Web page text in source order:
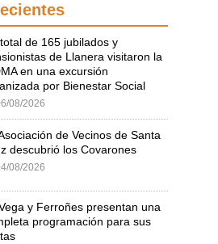
de 165 jubilados y
de Llanera visitaron la
en una excursión
por Bienestar Social
08/2026
de Vecinos de Santa
descubrió los Covarones
08/2026
y Ferroñes presentan una
programación para sus